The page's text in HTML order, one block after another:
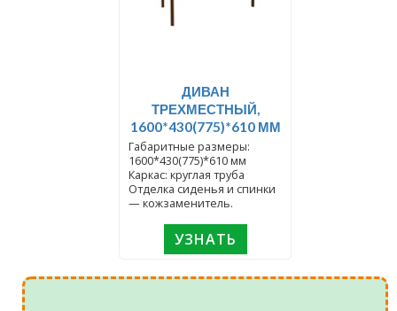
ДИВАН
ТРЕХМЕСТНЫЙ,
1600*430(775)*610 ММ
Габаритные размеры:
1600*430(775)*610 мм
Каркас: круглая труба
Отделка сиденья и спинки
— кожзаменитель.
УЗНАТЬ